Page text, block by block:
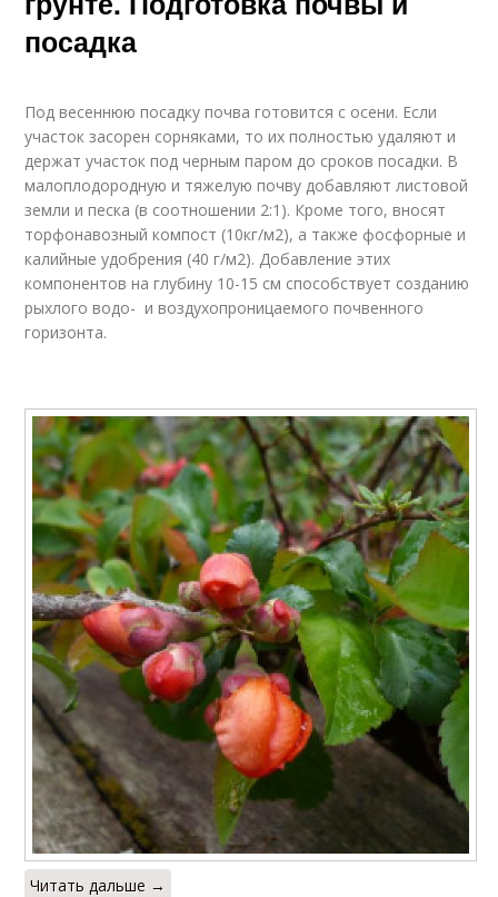
посадка
Под весеннюю посадку почва готовится с осени. Если
участок засорен сорняками, то их полностью удаляют и
держат участок под черным паром до сроков посадки. В
малоплодородную и тяжелую почву добавляют листовой
земли и песка (в соотношении 2:1). Кроме того, вносят
торфонавозный компост (10кг/м2), а также фосфорные и
калийные удобрения (40 г/м2). Добавление этих
компонентов на глу­бину 10-15 см способствует созданию
рыхлого водо- и воздухопроницаемого почвенного
горизонта.
Читать дальше →